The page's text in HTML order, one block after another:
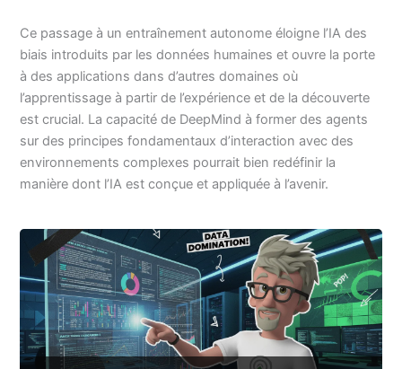
Ce passage à un entraînement autonome éloigne l’IA des
biais introduits par les données humaines et ouvre la porte
à des applications dans d’autres domaines où
l’apprentissage à partir de l’expérience et de la découverte
est crucial. La capacité de DeepMind à former des agents
sur des principes fondamentaux d’interaction avec des
environnements complexes pourrait bien redéfinir la
manière dont l’IA est conçue et appliquée à l’avenir.